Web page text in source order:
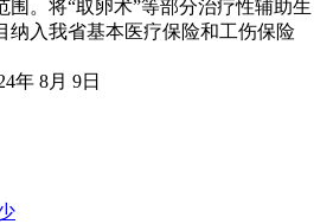
围。将“取卵术”等部分治疗性辅助生
纳入我省基本医疗保险和工伤保险
年 8月 9日